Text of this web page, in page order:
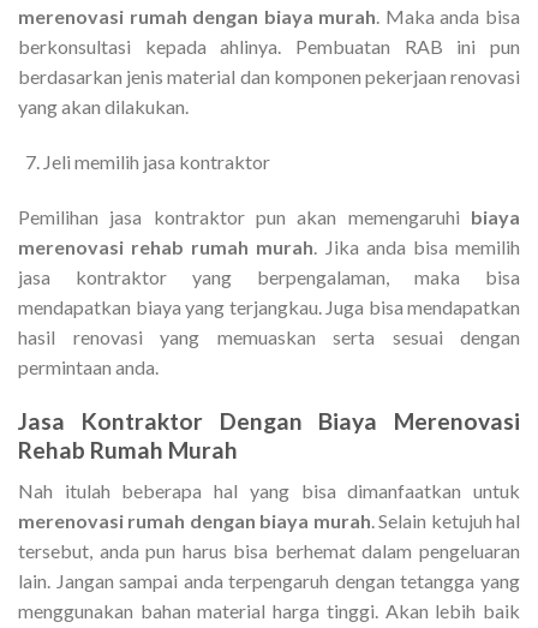
merenovasi rumah dengan biaya murah. Maka anda bisa
berkonsultasi kepada ahlinya. Pembuatan RAB ini pun
berdasarkan jenis material dan komponen pekerjaan renovasi
yang akan dilakukan.
Jeli memilih jasa kontraktor
Pemilihan jasa kontraktor pun akan memengaruhi biaya
merenovasi rehab rumah murah. Jika anda bisa memilih
jasa kontraktor yang berpengalaman, maka bisa
mendapatkan biaya yang terjangkau. Juga bisa mendapatkan
hasil renovasi yang memuaskan serta sesuai dengan
permintaan anda.
Jasa Kontraktor Dengan Biaya Merenovasi
Rehab Rumah Murah
Nah itulah beberapa hal yang bisa dimanfaatkan untuk
merenovasi rumah dengan biaya murah. Selain ketujuh hal
tersebut, anda pun harus bisa berhemat dalam pengeluaran
lain. Jangan sampai anda terpengaruh dengan tetangga yang
menggunakan bahan material harga tinggi. Akan lebih baik